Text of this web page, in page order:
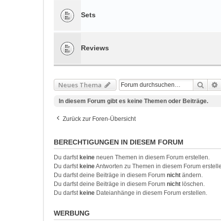
Sets
Reviews
Neues Thema Suche
In diesem Forum gibt es keine Themen oder Beiträge.
Zurück zur Foren-Übersicht
BERECHTIGUNGEN IN DIESEM FORUM
Du darfst keine neuen Themen in diesem Forum erstellen.
Du darfst keineAntworten zu Themen in diesem Forum
Du darfst deine Beiträge in diesem Forum nicht ändern.
Du darfst deine Beiträge in diesem Forum nicht löschen.
Du darfst keine Dateianhänge in diesem Forum erstellen.
WERBUNG